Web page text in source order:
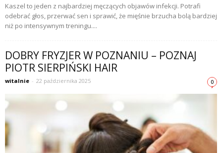
Kaszel to jeden z najbardziej męczących objawów infekcji. Potrafi
odebrać głos, przerwać sen i sprawić, że mięśnie brzucha bolą bardziej
niż po intensywnym treningu....
DOBRY FRYZJER W POZNANIU – POZNAJ
PIOTR SIERPIŃSKI HAIR
witalnie - 22 października 2025 0